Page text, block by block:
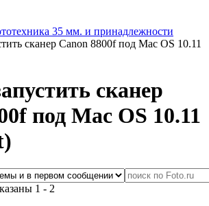
35 мм. и принадлежности
сканер Canon 8800f под Mac OS 10.11
сканер
под Mac OS 10.11
1 - 2